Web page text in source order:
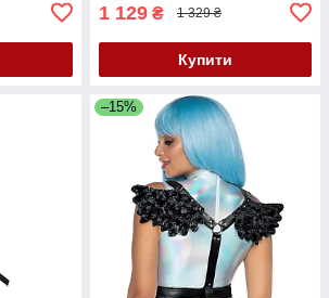
1 129 ₴ 1 329 ₴
Купити
–15%